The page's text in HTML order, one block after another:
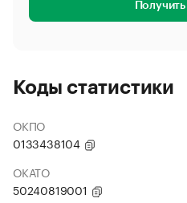
Коды статистики
ОКПО
0133438104
ОКАТО
50240819001